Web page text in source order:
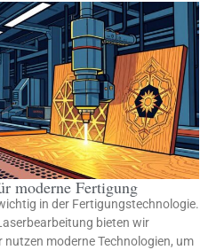
moderne Fertigung
in der Fertigungstechnologie.
bieten wir
moderne Technologien, um